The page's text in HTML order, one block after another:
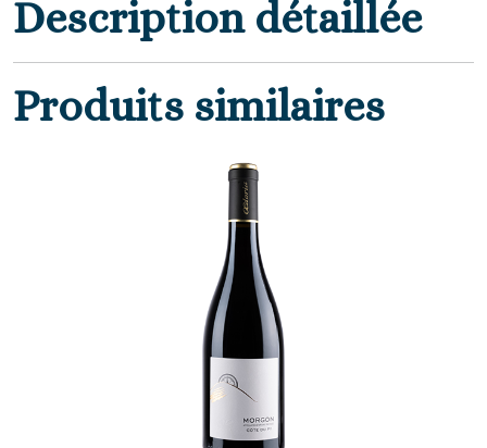
Description détaillée
Produits similaires